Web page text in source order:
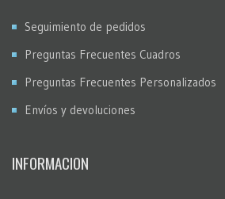
Seguimiento de pedidos
Preguntas Frecuentes Cuadros
Preguntas Frecuentes Personalizados
Envíos y devoluciones
INFORMACION